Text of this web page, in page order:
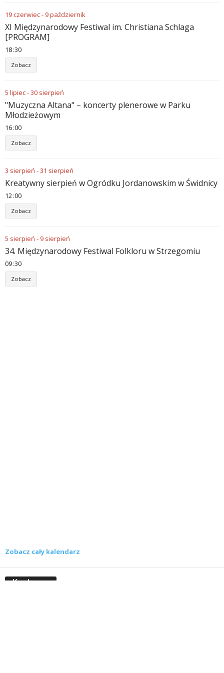
19czerwiec- 9październik
XI Międzynarodowy Festiwal im. Christiana Schlaga
[PROGRAM]
18 30
Zobacz
5 lipiec-30 sierpień
"Muzyczna Altana" – koncerty plenerowe w Parku
Młodzieżowym
16 00
Zobacz
3 sierpień -31 sierpień
Kreatywny sierpień w Ogródku Jordanowskim w Świdnicy
12 00
Zobacz
5 sierpień - 9 sierpień
34. Międzynarodowy Festiwal Folkloru w Strzegomiu
09 30
Zobacz
Zobacz cały kalendarz
Konkursy